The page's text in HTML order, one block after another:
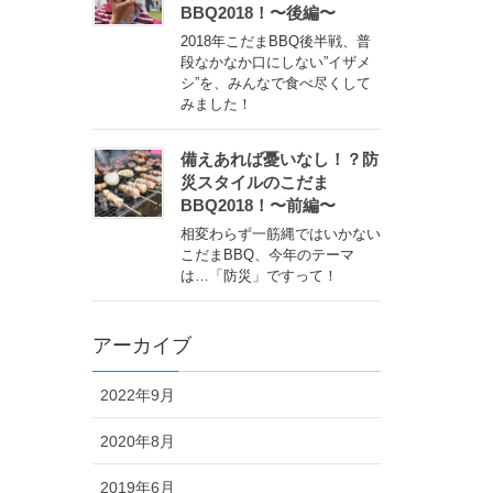
BBQ2018！〜後編〜
2018年こだまBBQ後半戦、普
段なかなか口にしない”イザメ
シ”を、みんなで食べ尽くして
みました！
備えあれば憂いなし！？防
災スタイルのこだま
BBQ2018！〜前編〜
相変わらず一筋縄ではいかない
こだまBBQ、今年のテーマ
は…「防災」ですって！
アーカイブ
2022年9月
2020年8月
2019年6月